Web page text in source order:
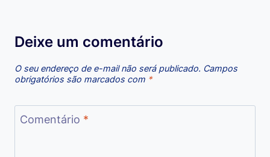
Deixe um comentário
O seu endereço de e-mail não será publicado. Campos
obrigatórios são marcados com *
Comentário *